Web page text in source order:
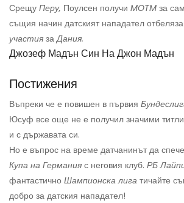
Срещу Перу, Поулсен получи MOTM за
същия начин датският нападател
участия заДания.
Джозеф Мадън Син На Джон Мадън
Постижения
Въпреки че е повишен в първия
Юсуф все още не е получил значими титли
и с държавата си.
Но е въпрос на време датчанинът да
Купа на Германия с неговия клуб. РБ
фантастично Шампионска лига тичайте
добро за датския нападател!